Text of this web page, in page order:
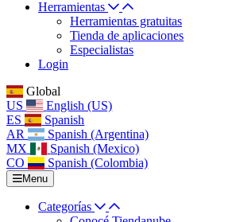
Herramientas
Herramientas gratuitas
Tienda de aplicaciones
Especialistas
Login
Global
US
English (US)
ES
Spanish
AR
Spanish (Argentina)
MX
Spanish (Mexico)
CO
Spanish (Colombia)
Menu
Categorías